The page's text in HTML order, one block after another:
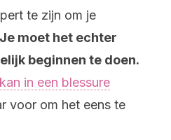
te zijn om je
Je moet het echter
beginnen te doen.
kan in een blessure
voor om het eens te